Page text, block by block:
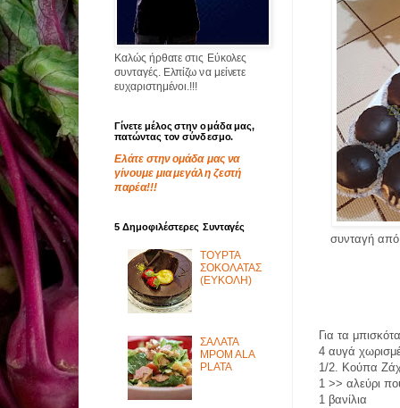
συνταγή από
Για τα
4 αυγά
1/2. Κούπα
1 >> αλεύρι
1 βανίλια
Καλώς ήρθατε στις Εύκολες
συνταγές. Ελπίζω να μείνετε
ευχαριστημένοι.!!!
Γίνετε μέλος στην ομάδα μας,
πατώντας τον σύνδεσμο.
Ελάτε στην ομάδα μας να
γίνουμε μια μεγάλη ζεστή
παρέα!!!
5 Δημοφιλέστερες Συνταγές
ΤΟΥΡΤΑ
ΣΟΚΟΛΑΤΑΣ
(ΕΥΚΟΛΗ)
ΣΑΛΑΤΑ
MPOM ALA
PLATA